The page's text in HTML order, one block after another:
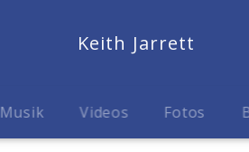
Keith Jarrett
Musik Videos Fotos